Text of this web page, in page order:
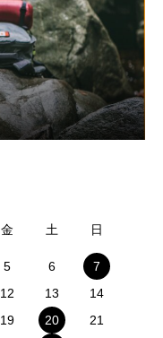
金 土 日
5 6
7
12 13
14
19 20
21